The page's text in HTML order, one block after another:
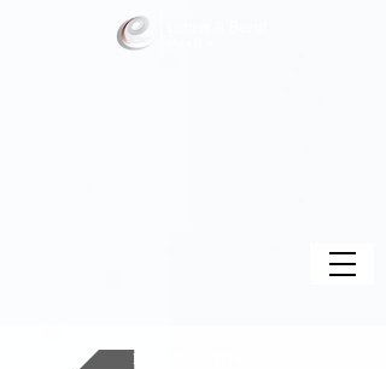
REGRESA A FORO